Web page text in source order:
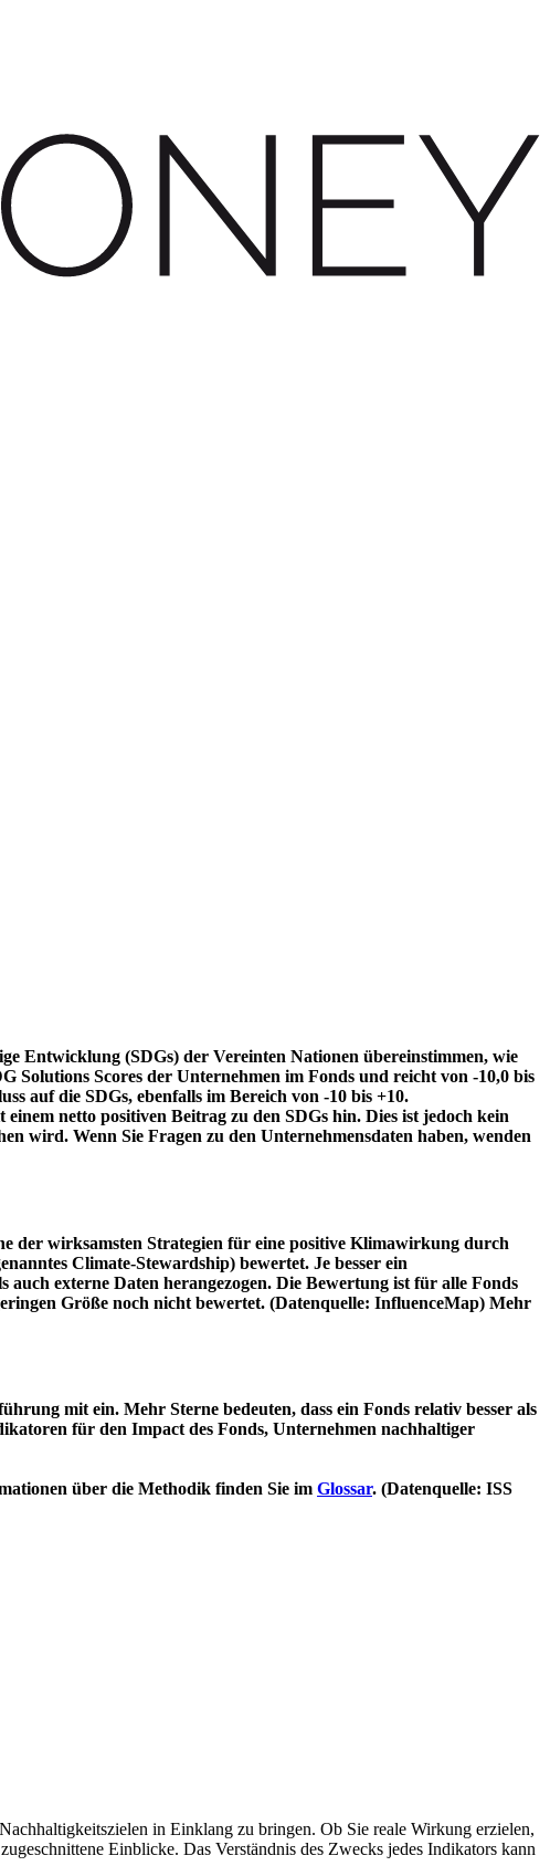
Entwicklung (SDGs) der Vereinten Nationen übereinstimmen, wie
Solutions Scores der Unternehmen im Fonds und reicht von -10,0 bis
auf die SDGs, ebenfalls im Bereich von -10 bis +10.
netto positiven Beitrag zu den SDGs hin. Dies ist jedoch kein
wird. Wenn Sie Fragen zu den Unternehmensdaten haben, wenden
der wirksamsten Strategien für eine positive Klimawirkung durch
Climate-Stewardship) bewertet. Je besser ein
externe Daten herangezogen. Die Bewertung ist für alle Fonds
Größe noch nicht bewertet. (Datenquelle: InfluenceMap) Mehr
mit ein. Mehr Sterne bedeuten, dass ein Fonds relativ besser als
für den Impact des Fonds, Unternehmen nachhaltiger
über die Methodik finden Sie im Glossar. (Datenquelle: ISS
in Einklang zu bringen. Ob Sie reale Wirkung erzielen,
Einblicke. Das Verständnis des Zwecks jedes Indikators kann